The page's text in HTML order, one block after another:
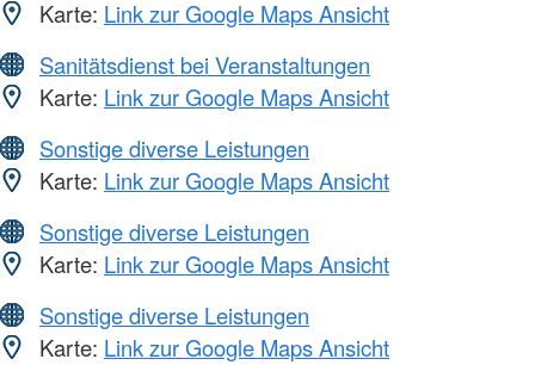
Karte: Link zur Google Maps Ansicht
Sanitätsdienst bei Veranstaltungen
Karte: Link zur Google Maps Ansicht
Sonstige diverse Leistungen
Karte: Link zur Google Maps Ansicht
Sonstige diverse Leistungen
Karte: Link zur Google Maps Ansicht
Sonstige diverse Leistungen
Karte: Link zur Google Maps Ansicht